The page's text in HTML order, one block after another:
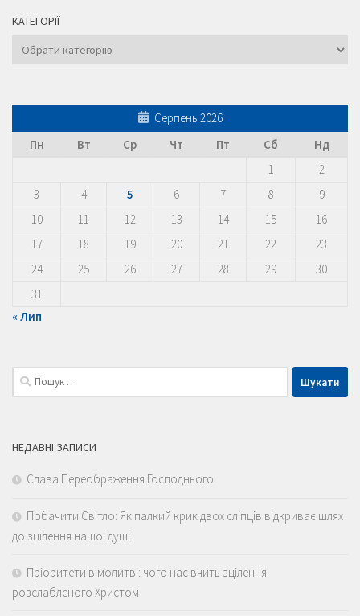
КАТЕГОРІЇ
Категорії
Серпень 2026
Пн
Вт Ср Чт Пт Сб
Нд
1
2
3
4 5 6 7 8
9
10
11 12 13 14 15
16
17
18 19 20 21 22
23
24
25 26 27 28 29
30
31
« Лип
Пошук:
НЕДАВНІ ЗАПИСИ
Слава Переображення Господнього
Побачити Світло: Як палкий крик двох сліпців відкриває шлях
до зцілення нашої душі
Пріоритети в молитві: чого нас вчить зцілення
розслабленого Христом